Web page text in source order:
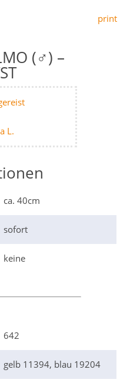
print
(♂) –
L.
ca. 40cm
sofort
keine
642
gelb 11394, blau 19204